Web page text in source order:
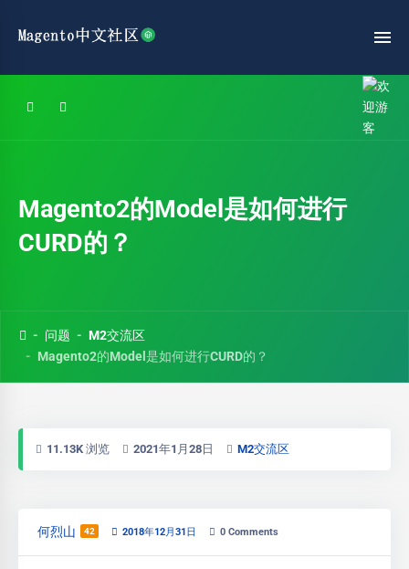
Magento2的Model是如何进行
CURD的？
问题
M2交流区
Magento2的Model是如何进行CURD的？
11.13K 浏览 2021年1月28日 M2交流区
何烈山 42 2018年12月31日 0 Comments